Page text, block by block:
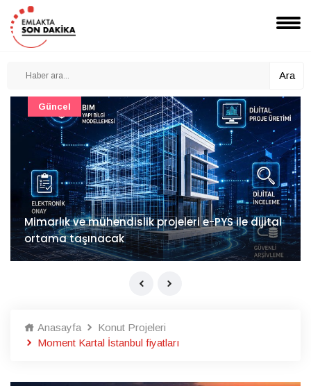
Ara
Mimarlık ve mühendislik projeleri e-PYS ile dijital
ortama taşınacak
Güncel
Anasayfa
Konut Projeleri
Moment Kartal İstanbul fiyatları